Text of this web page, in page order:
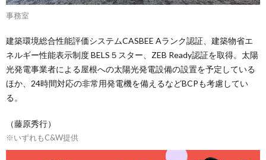
事務室
建築環境総合性能評価システムCASBEE Aランク認証、建築物省エ
ネルギー性能表示制度 BELS５スター、ZEB Ready認証を取得。太陽
光発電事業者による屋根への太陽光発電設備の設置を予定している
ほか、24時間対応の非常用発電機を備えるなどBCPも考慮してい
る。
（藤原秀行）
※いずれもC&W提供